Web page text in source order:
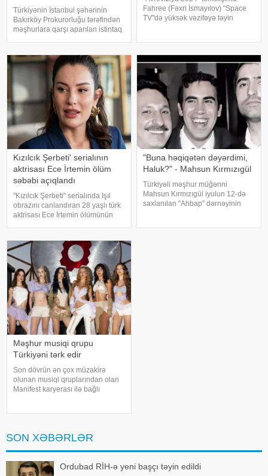
Türkiyənin İstanbul şəhərinin
Bakırköy Prokurorluğu tərəfindən
məşhurlara qarşı aparılan istintaq
götürülmüş bioloji nümunələr
üzərində aparılan toksikoloji
Fahree (Fəxri İsmayılov) "Space
TV"də yüksək vəzifəyə təyin
TV"ni
Kızılcık Şerbeti' serialının
aktrisası Ece İrtemin ölüm
səbəbi açıqlandı
"Kızılcık Şerbeti" serialında Işıl
obrazını canlandıran 28 yaşlı türk
aktrisası Ece İrtemin ölümünün
(DHA) Türkiyə Məhkəmə-Tibb
İnstitutunun rəyinə istinadə
"Buna həqiqətən dəyərdimi,
Haluk?" - Mahsun Kırmızıgül
Türkiyəli məşhur müğənni
Mahsun Kırmızıgül iyulun 12-də
saxlanılan "Ahbap" dərnəyinin
Məşhur musiqi qrupu
Türkiyəni tərk edir
Son dövrün ən çox müzakirə
olunan musiqi qruplarından olan
Manifest karyerası ilə bağlı
ayında İstanbuldak
SON XƏBƏRLƏR
Ordubad RİH-ə yeni başçı təyin edildi